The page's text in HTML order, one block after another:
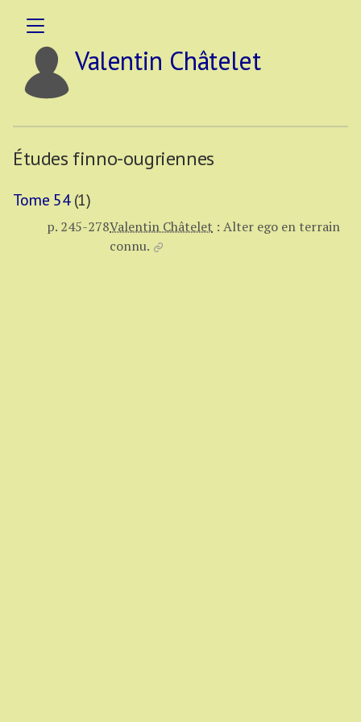
Valentin Châtelet
Études finno-ougriennes
Tome 54(1)
p. 245-278Valentin Châtelet : Alter ego en terrain
connu.